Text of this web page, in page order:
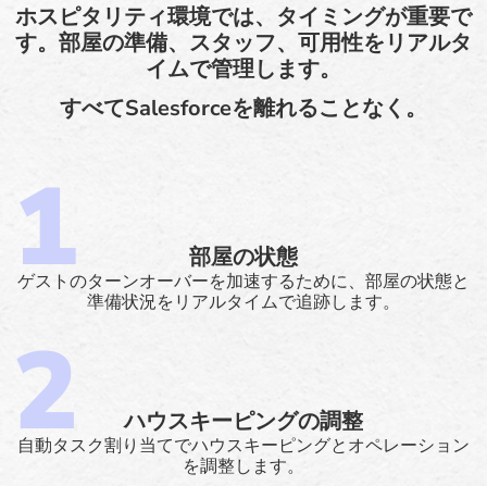
ホスピタリティ環境では、タイミングが重要で
す。部屋の準備、スタッフ、可用性をリアルタ
イムで管理します。
すべてSalesforceを離れることなく。
部屋の状態
ゲストのターンオーバーを加速するために、部屋の状態と
準備状況をリアルタイムで追跡します。
ハウスキーピングの調整
自動タスク割り当てでハウスキーピングとオペレーション
を調整します。